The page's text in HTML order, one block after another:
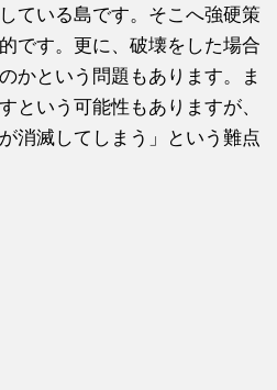
ている島です。そこへ強硬策
です。更に、破壊をした場合
かという問題もあります。ま
という可能性もありますが、
消滅してしまう」という難点